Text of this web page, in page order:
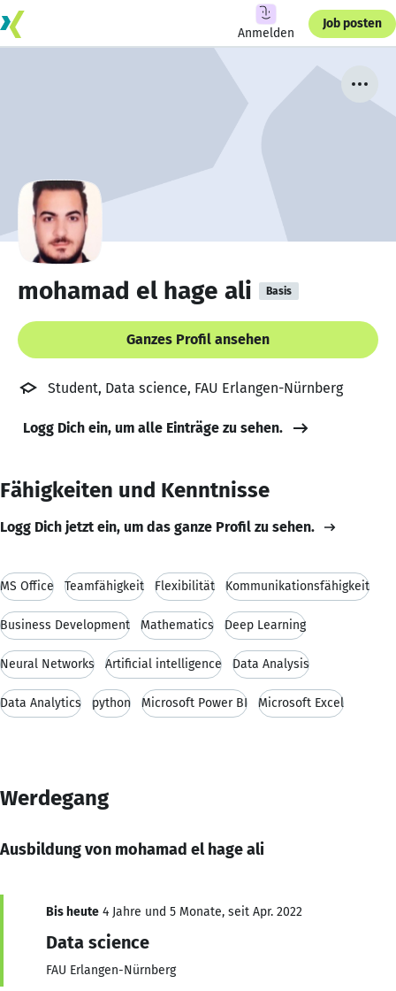
Anmelden
Job posten
mohamad el hage ali Basis
Ganzes Profil ansehen
Student, Data science, FAU Erlangen-Nürnberg
Logg Dich ein, um alle Einträge zu sehen.
Fähigkeiten und Kenntnisse
Logg Dich jetzt ein, um das ganze Profil zu sehen.
MS Office Teamfähigkeit Flexibilität Kommunikationsfähigkeit
Business Development Mathematics Deep Learning
Neural Networks Artificial intelligence Data Analysis
Data Analytics python Microsoft Power BI Microsoft Excel
Werdegang
Ausbildung von mohamad el hage ali
Bis heute 4 Jahre und 5 Monate, seit Apr. 2022
Data science
FAU Erlangen-Nürnberg